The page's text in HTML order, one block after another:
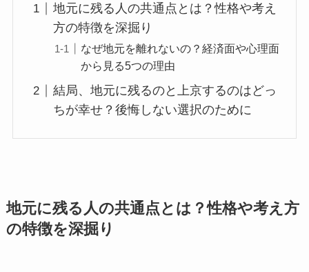
地元に残る人の共通点とは？性格や考え
方の特徴を深掘り
なぜ地元を離れないの？経済面や心理面
から見る5つの理由
結局、地元に残るのと上京するのはどっ
ちが幸せ？後悔しない選択のために
地元に残る人の共通点とは？性格や考え方
の特徴を深掘り